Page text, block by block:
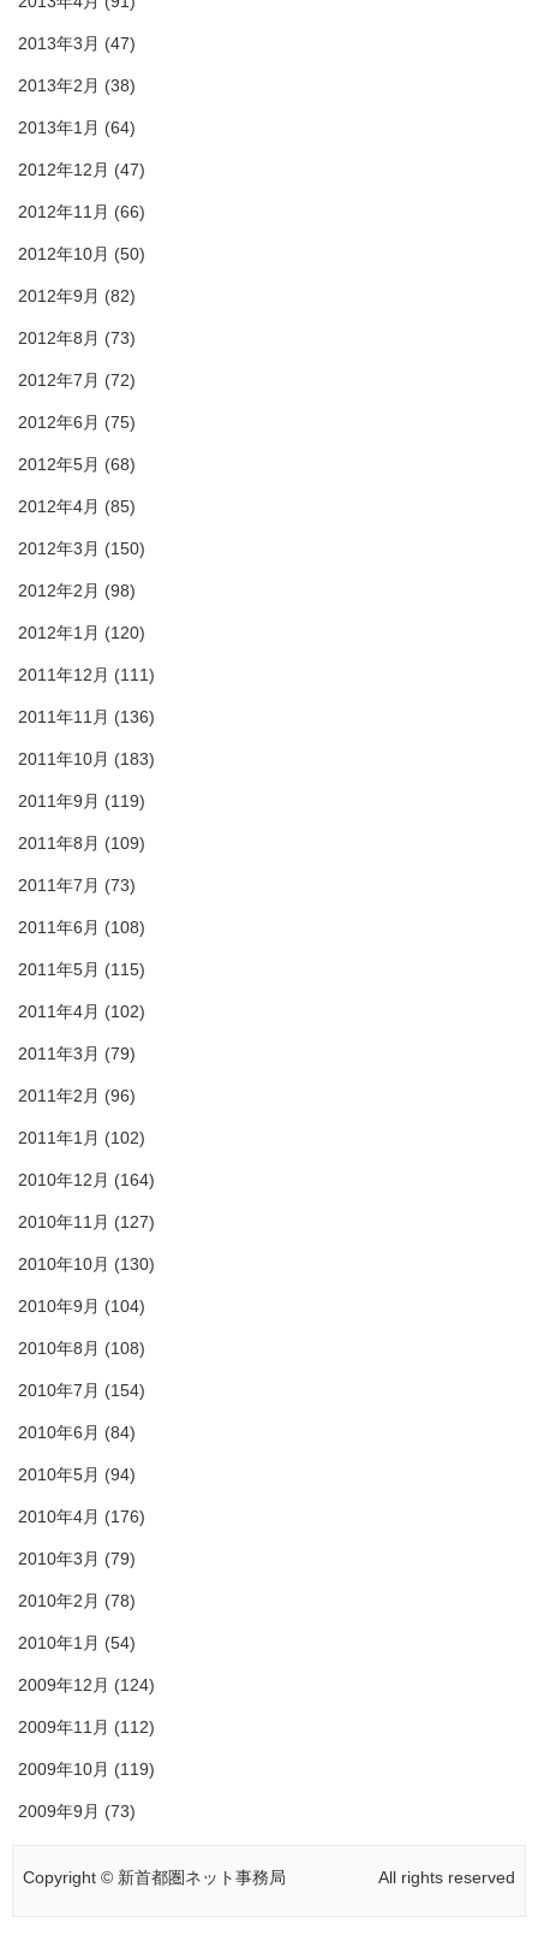
2013年3月 (47)
2013年2月 (38)
2013年1月 (64)
2012年12月 (47)
2012年11月 (66)
2012年10月 (50)
2012年9月 (82)
2012年8月 (73)
2012年7月 (72)
2012年6月 (75)
2012年5月 (68)
2012年4月 (85)
2012年3月 (150)
2012年2月 (98)
2012年1月 (120)
2011年12月 (111)
2011年11月 (136)
2011年10月 (183)
2011年9月 (119)
2011年8月 (109)
2011年7月 (73)
2011年6月 (108)
2011年5月 (115)
2011年4月 (102)
2011年3月 (79)
2011年2月 (96)
2011年1月 (102)
2010年12月 (164)
2010年11月 (127)
2010年10月 (130)
2010年9月 (104)
2010年8月 (108)
2010年7月 (154)
2010年6月 (84)
2010年5月 (94)
2010年4月 (176)
2010年3月 (79)
2010年2月 (78)
2010年1月 (54)
2009年12月 (124)
2009年11月 (112)
2009年10月 (119)
2009年9月 (73)
Copyright © 新首都圏ネット事務局 All rights reserved